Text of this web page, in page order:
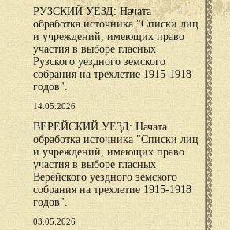
РУЗСКИЙ УЕЗД: Начата
обработка источника "Списки лиц
и учреждений, имеющих право
участия в выборе гласных
Рузского уездного земского
собрания на трехлетие 1915-1918
годов".
14.05.2026
ВЕРЕЙСКИЙ УЕЗД: Начата
обработка источника "Списки лиц
и учреждений, имеющих право
участия в выборе гласных
Верейского уездного земского
собрания на трехлетие 1915-1918
годов".
03.05.2026